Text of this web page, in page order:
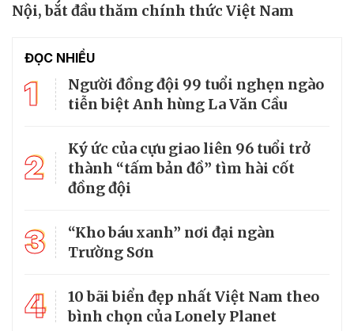
Nội, bắt đầu thăm chính thức Việt Nam
ĐỌC NHIỀU
1
Người đồng đội 99 tuổi nghẹn ngào
tiễn biệt Anh hùng La Văn Cầu
2
Ký ức của cựu giao liên 96 tuổi trở
thành “tấm bản đồ” tìm hài cốt
đồng đội
3
“Kho báu xanh” nơi đại ngàn
Trường Sơn
4
10 bãi biển đẹp nhất Việt Nam theo
bình chọn của Lonely Planet